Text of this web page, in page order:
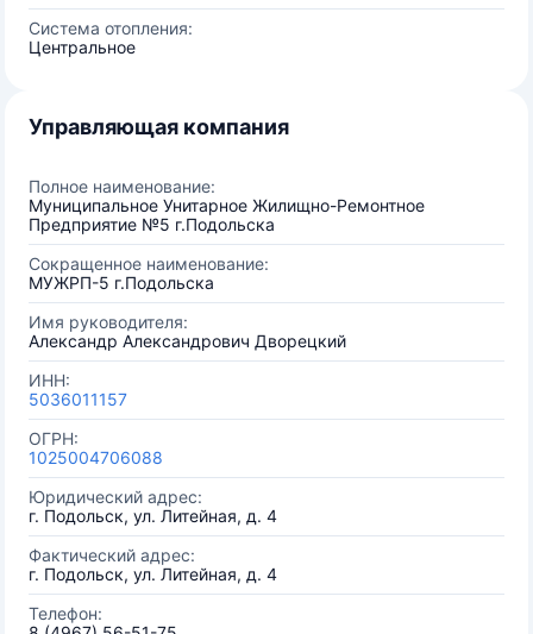
Система отопления:
Центральное
Управляющая компания
Полное наименование:
Муниципальное Унитарное Жилищно-Ремонтное
Предприятие №5 г.Подольска
Сокращенное наименование:
МУЖРП-5 г.Подольска
Имя руководителя:
Александр Александрович Дворецкий
ИНН:
5036011157
ОГРН:
1025004706088
Юридический адрес:
г. Подольск, ул. Литейная, д. 4
Фактический адрес:
г. Подольск, ул. Литейная, д. 4
Телефон: